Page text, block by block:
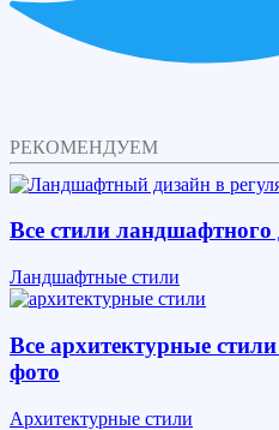
РЕКОМЕНДУЕМ
Все стили ландшафтного
Ландшафтные стили
Все архитектурные
фото
Архитектурные стили